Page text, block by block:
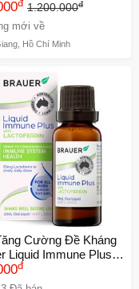
cho bé Brauer Baby &
Support
đ 1.200.000đ
mới về
Hồ Chí Minh
Cường Đề Kháng
Liquid Immune Plus
23ml - Hỗ trợ
Dịch Từ Sữa Non
đ